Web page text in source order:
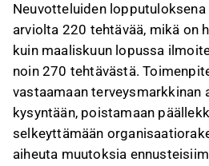
Muutosneuvottelut
henkilöä, ja vaikka
myös uusia tehtäviä,
tarkentuvat myöhemmin.
Tehostustoimet ovat
kuluvan vuoden
ja henkilövähennyksistä
vaikuttavat
Neuvotteluiden
arviolta 220 tehtävää, mikä on
kuin maaliskuun lopussa
noin 270 tehtävästä.
vastaamaan terveysmarkkinan
kysyntään, poistamaan
selkeyttämään
aiheuta muutoksia